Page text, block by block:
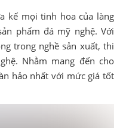
kế mọi tinh hoa của làng
phẩm đá mỹ nghệ. Với
trong nghề sản xuất, thi
Nhằm mang đến cho
hảo nhất với mức giá tốt